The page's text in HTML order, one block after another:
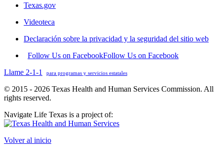
Texas.gov
Videoteca
Declaración sobre la privacidad y la seguridad del sitio web
Follow Us on FacebookFollow Us on Facebook
Llame 2-1-1
para programas y servicios estatales
© 2015 - 2026 Texas Health and Human Services Commission. All
rights reserved.
Navigate Life Texas is a project of:
Volver al inicio